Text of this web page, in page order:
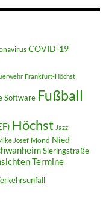
COVID-19
Frankfurt-Höchst
Software Fußball
Höchst Jazz
Josef Mond Nied
Sieringstraße
Termine